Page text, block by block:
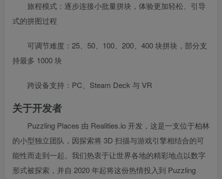
旅程模式：逐步连接小批量拼块，体验更加轻松、引导
式的拼图过程
可调节难度：25、50、100、200、400 块拼块，部分支
持最多 1000 块
跨设备支持：PC、Steam Deck 与 VR
关于开发者
Puzzling Places 由 Realities.io 开发，这是一支位于柏林
的小型独立团队，因探索将 3D 扫描与游戏引擎相结合的可
能性而走到一起。我们热衷于让世界各地的精彩地点以数字
形式被探索，并自 2020 年起将这份热情投入到 Puzzling